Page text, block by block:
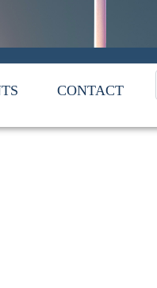
CONTACT